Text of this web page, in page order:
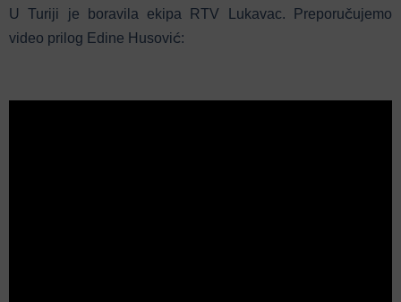
U Turiji je boravila ekipa RTV Lukavac. Preporučujemo
video prilog Edine Husović: